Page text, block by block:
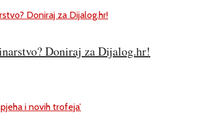
Doniraj za Dijalog.hr!